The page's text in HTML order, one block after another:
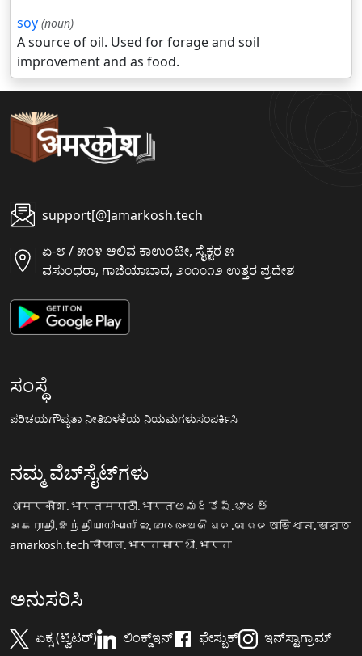
soy (noun)
A source of oil. Used for forage and soil
improvement and as food.
support[@]amarkosh.tech
ಏ-೮ / ೫೦೪ ಆಲಿವ ಕಾಉಂಟೀ, ಸೈಕ್ಟರ ೫
ವಸುಂಧರಾ, ಗಾಜಿಯಾಬಾದ, ೨೦೧೦೧೨ ಉತ್ತರ ಪ್ರದೇಶ
ಸಂಸ್ಥೆ
ಪರಿಚಯಗೌಪ್ಯತಾ ನೀತಿಬಳಕೆಯ ನಿಯಮಗಳುಸಂಪರ್ಕಿಸಿ
ನಮ್ಮ ವೆಬ್‌ಸೈಟ್‌ಗಳು
अमरकोश.भारतमराठी.भारतఅమర్కోష్.భారత్
அகராதி.இந்தியாനിഘണ്ടു.ഭാരതംଅଭିଧାନ.ଭାରତ অভিধান.ভারত
amarkosh.techचौपाल.भारतसारथी.भारत
ಅನುಸರಿಸಿ
ಏಕ್ಸ (ಟ್ವಿಟರ್) ಲಿಂಕ್ಡ್‌ಇನ್ ಫೇಸ್ಬುಕ್ ಇನ್‌ಸ್ಟಾಗ್ರಾಮ್